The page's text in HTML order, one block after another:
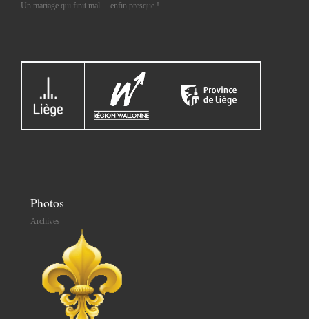
Un mariage qui finit mal… enfin presque !
Photos
Archives